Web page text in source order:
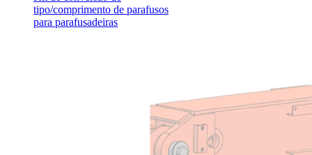
tipo/comprimento de parafusos
para parafusadeiras